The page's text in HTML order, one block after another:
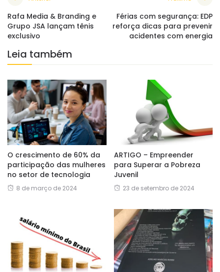
Rafa Media & Branding e
Grupo JSA lançam tênis
exclusivo
Férias com segurança: EDP
reforça dicas para prevenir
acidentes com energia
Leia também
O crescimento de 60% da
participação das mulheres
no setor de tecnologia
8 de março de 2024
ARTIGO – Empreender
para Superar a Pobreza
Juvenil
23 de setembro de 2024